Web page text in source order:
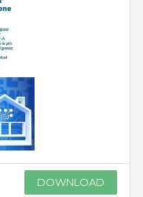
DOWNLOAD